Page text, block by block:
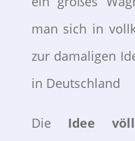
man sich in
zur damaligen
in Deutschland
Die Idee